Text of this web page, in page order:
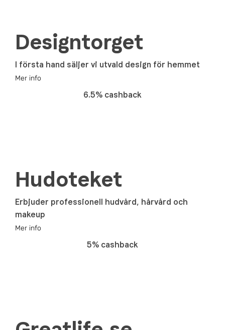
Designtorget
I första hand säljer vi utvald design för hemmet
Mer info
6.5% cashback
Hudoteket
Erbjuder professionell hudvård, hårvård och
makeup
Mer info
5% cashback